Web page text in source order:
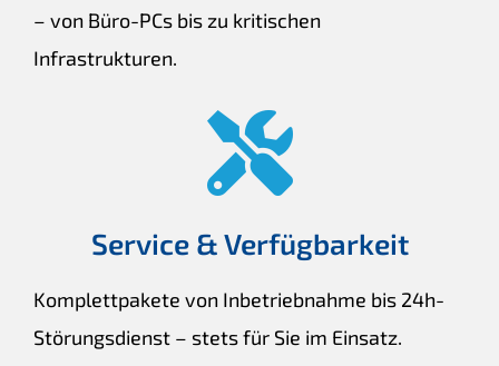
– von Büro-PCs bis zu kritischen
Infrastrukturen.
Service & Verfügbarkeit
Komplettpakete von Inbetriebnahme bis 24h-
Störungsdienst – stets für Sie im Einsatz.